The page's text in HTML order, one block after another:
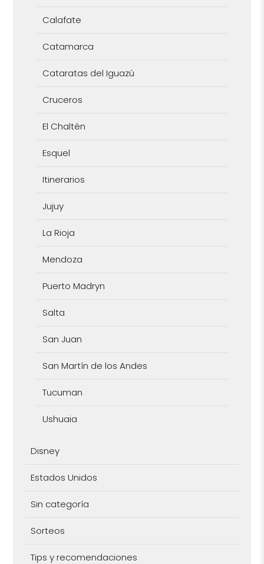
Calafate
Catamarca
Cataratas del Iguazú
Cruceros
El Chaltén
Esquel
Itinerarios
Jujuy
La Rioja
Mendoza
Puerto Madryn
Salta
San Juan
San Martín de los Andes
Tucuman
Ushuaia
Disney
Estados Unidos
Sin categoría
Sorteos
Tips y recomendaciones